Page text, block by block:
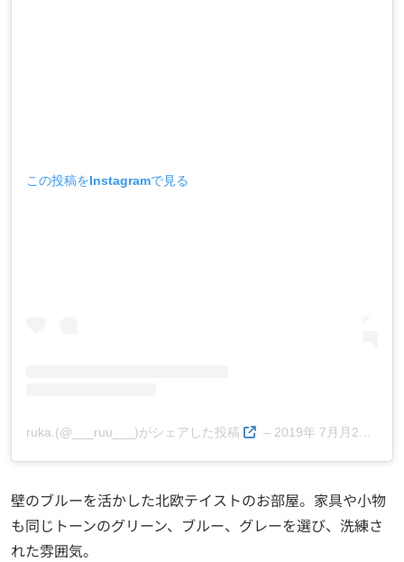
この投稿をInstagramで見る
ruka.(@___ruu___)がシェアした投稿 – 2019年 7月月20日午前12時08分PDT
壁のブルーを活かした北欧テイストのお部屋。家具や小物
も同じトーンのグリーン、ブルー、グレーを選び、洗練さ
れた雰囲気。